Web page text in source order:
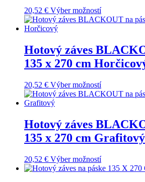
20,52 € Výber možností
Hotový záves
135 x 270 cm
20,52 € Výber možností
Hotový záves
135 x 270 cm Grafitový
20,52 € Výber možností